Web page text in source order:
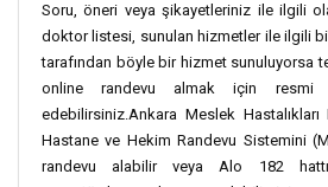
Soru, öneri veya şikayetleriniz ile ilgili
doktor listesi, sunulan hizmetler ile ilgili
tarafından böyle bir hizmet sunuluyorsa
online randevu almak için resmi
edebilirsiniz.Ankara Meslek
Hastane ve Hekim Randevu Sistemini
randevu alabilir veya Alo 182